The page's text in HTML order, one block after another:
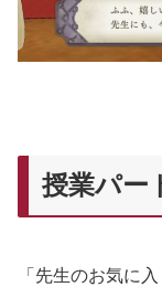
授業パー
「先生のお気に